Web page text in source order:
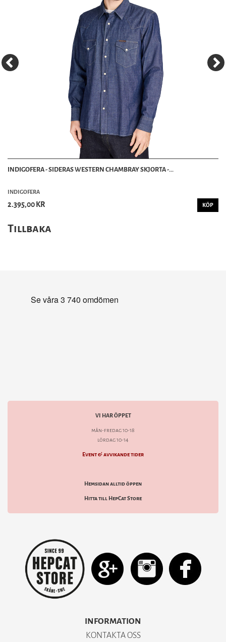
INDIGOFERA - SIDERAS WESTERN CHAMBRAY SKJORTA -...
INDIGOFERA
2.395,00 KR KÖP
Tillbaka
VI HAR ÖPPET
mån-fredag 10-18
lördag 10-14
Event & avvikande tider
Hemsidan alltid öppen
Hitta till HepCat Store
INFORMATION
KONTAKTA OSS